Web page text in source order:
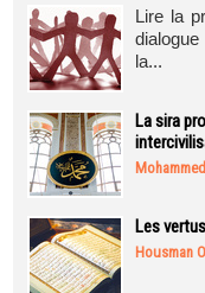
Lire la
la...
La sira
Les
Housman